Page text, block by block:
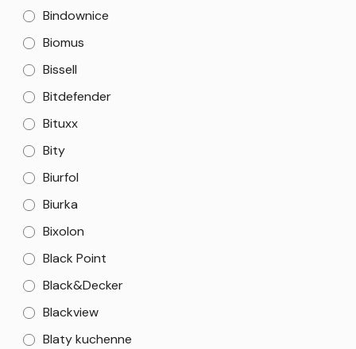
Bindownice
Biomus
Bissell
Bitdefender
Bituxx
Bity
Biurfol
Biurka
Bixolon
Black Point
Black&Decker
Blackview
Blaty kuchenne